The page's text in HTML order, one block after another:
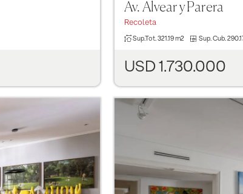
Av. Alvear y Parera
Recoleta
Sup.Tot. 321.19 m2 Sup. Cub.
USD 1.730.000